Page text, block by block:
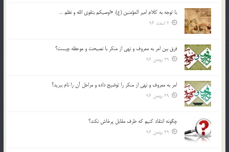
با توجه به كلام امير المؤمنين (ع): «اوصيكم بتقوي الله و نظم …
2 اسفند 96
فرق بين امر به معروف و نهي از منكر با نصيحت و موعظه چيست؟
29 بهمن 96
امر به معروف و نهي از منكر را توضيح داده و مراحل آن را نام ببريد؟
29 بهمن 96
چگونه انتقاد كنيم كه طرف مقابل پرخاش نكند؟
29 بهمن 96